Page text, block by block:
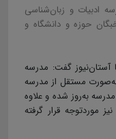
ادبیات و زبان‌شناسی
حوزه و دانشگاه و
آستان‌نیوز گفت: مدرسه
به‌صورت مستقل از مدرسه
به‌روز شده و علاوه
موردتوجه قرار گرفته